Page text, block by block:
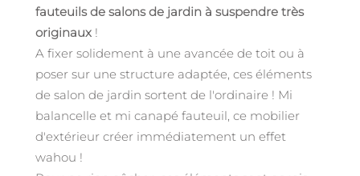
fauteuils de salons de jardin à suspendre très
originaux !
A fixer solidement à une avancée de toit ou à
poser sur une structure adaptée, ces éléments
de salon de jardin sortent de l'ordinaire ! Mi
balancelle et mi canapé fauteuil, ce mobilier
d'extérieur créer immédiatement un effet
wahou !